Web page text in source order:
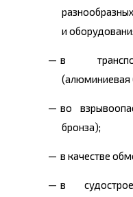
и
в
(алюминиевая
во
бронза);
в качестве
в